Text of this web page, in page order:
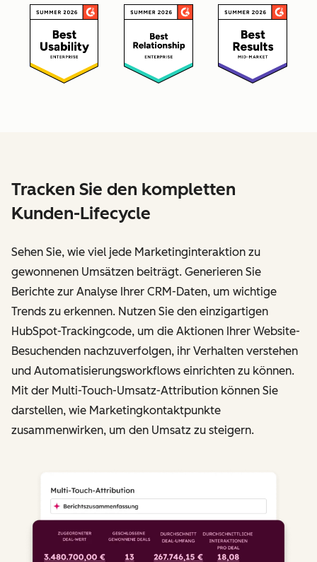
Tracken Sie den kompletten
Kunden-Lifecycle
Sehen Sie, wie viel jede Marketinginteraktion zu
gewonnenen Umsätzen beiträgt. Generieren Sie
Berichte zur Analyse Ihrer CRM-Daten, um wichtige
Trends zu erkennen. Nutzen Sie den einzigartigen
HubSpot-Trackingcode, um die Aktionen Ihrer Website-
Besuchenden nachzuverfolgen, ihr Verhalten verstehen
und Automatisierungsworkflows einrichten zu können.
Mit der Multi-Touch-Umsatz-Attribution können Sie
darstellen, wie Marketingkontaktpunkte
zusammenwirken, um den Umsatz zu steigern.